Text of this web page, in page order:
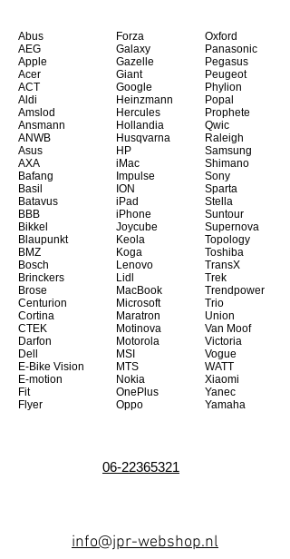
Abus
AEG
Apple
Acer
ACT
Aldi
Amslod
Ansmann
ANWB
Asus
AXA
Bafang
Basil
Batavus
BBB
Bikkel
Blaupunkt
BMZ
Bosch
Brinckers
Brose
Centurion
Cortina
CTEK
Darfon
Dell
E-Bike Vision
E-motion
Fit
Flyer
Forza
Galaxy
Gazelle
Giant
Google
Heinzmann
Hercules
Hollandia
Husqvarna
HP
iMac
Impulse
ION
iPad
iPhone
Joycube
Keola
Koga
Lenovo
Lidl
MacBook
Microsoft
Maratron
Motinova
Motorola
MSI
MTS
Nokia
OnePlus
Oppo
Oxford
Panasonic
Pegasus
Peugeot
Phylion
Popal
Prophete
Qwic
Raleigh
Samsung
Shimano
Sony
Sparta
Stella
Suntour
Supernova
Topology
Toshiba
TransX
Trek
Trendpower
Trio
Union
Van Moof
Victoria
Vogue
WATT
Xiaomi
Yanec
Yamaha
06-22365321
info@jpr-webshop.nl